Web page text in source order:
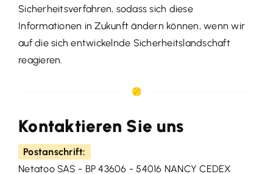
Sicherheitsverfahren, sodass sich diese
Informationen in Zukunft ändern können, wenn wir
auf die sich entwickelnde Sicherheitslandschaft
reagieren.
Kontaktieren Sie uns
Postanschrift:
Netatoo SAS - BP 43606 - 54016 NANCY CEDEX